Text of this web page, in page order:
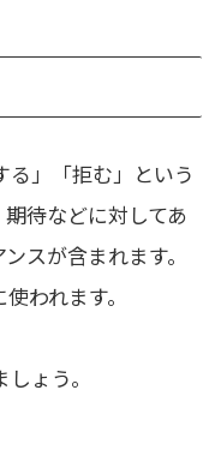
」「拒む」という
待などに対してあ
スが含まれます。
われます。
ょう。